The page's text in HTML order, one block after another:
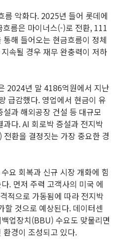
름 악화다. 2025년 들어 롯데에
름은 마이너스(-)로 전환, 111
해 들어오는 현금흐름이 정체
속될 경우 재무 완충력이 저하
2024년 말 4186억원에서 지난
급감했다. 영업에서 현금이 유
과 해외공장 건설 등 대규모
과다. AI 회로박 증설과 전지박
환을 결정짓는 가장 중요한 경
요 회복과 신규 시장 개화에 힘
. 먼저 주력 고객사의 미국 에
적으로 가동됨에 따라 전지박
것으로 예상된다. 데이터센
업장치(BBU) 수요도 맞물리면
경이 조성되고 있다.